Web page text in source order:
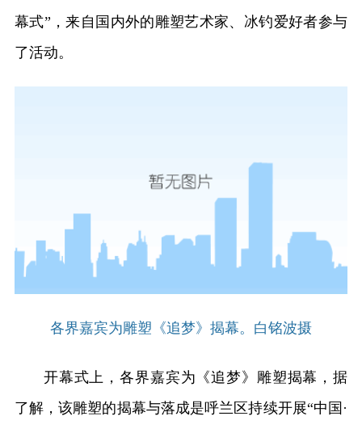
幕式”，来自国内外的雕塑艺术家、冰钓爱好者参与
了活动。
各界嘉宾为雕塑《追梦》揭幕。白铭波摄
开幕式上，各界嘉宾为《追梦》雕塑揭幕，据
了解，该雕塑的揭幕与落成是呼兰区持续开展“中国·